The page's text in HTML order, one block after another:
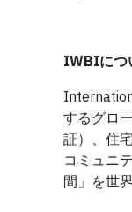
IWBIにつ
するグロ
証）、住
コミュニ
間」を世